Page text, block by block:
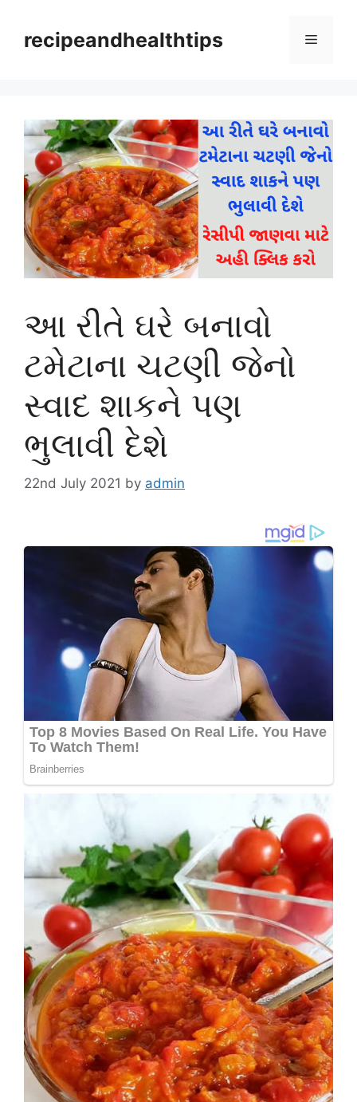
contentrecipeandhealthtips Menu
આ રીતે ઘરે બનાવો
ટમેટાના ચટણી જેનો
સ્વાદ શાકને પણ
ભુલાવી દેશે
22nd July 2021 by admin